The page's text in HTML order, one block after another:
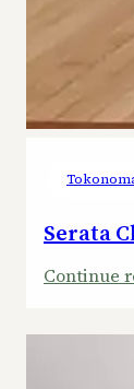
Serata
Continue